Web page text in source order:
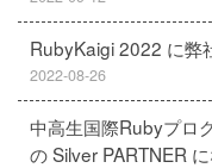
RubyKaigi 2022 に弊
2022-08-26
中高生国際Rubyプロ
の Silver PARTNER